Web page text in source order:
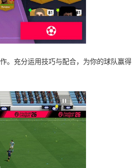
。充分运用技巧与配合，为你的球队赢得